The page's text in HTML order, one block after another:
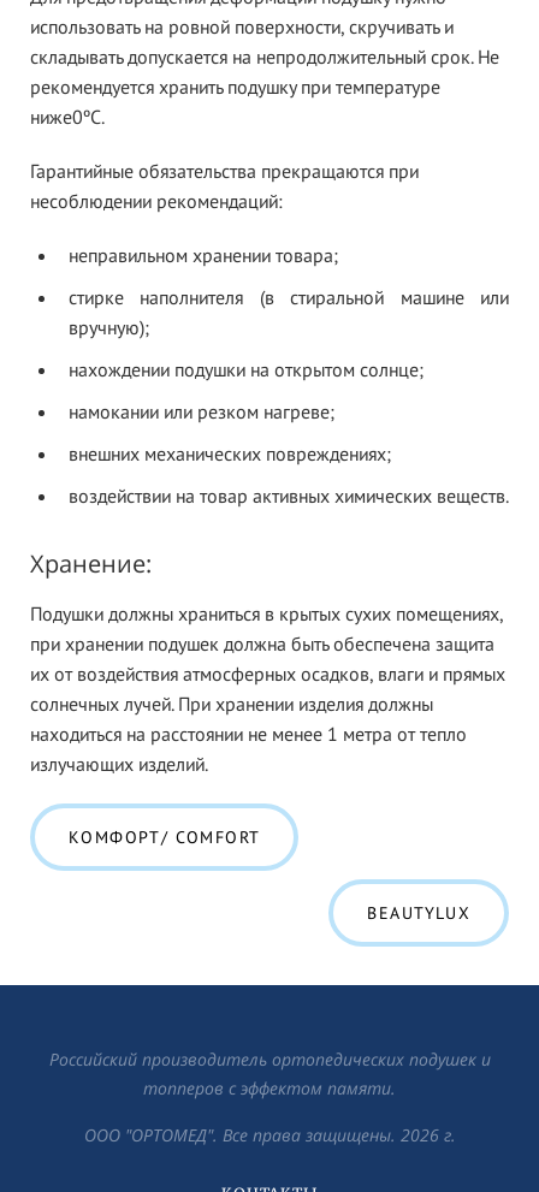
использовать на ровной поверхности, скручивать и
складывать допускается на непродолжительный срок. Не
рекомендуется хранить подушку при температуре
ниже0ºС.
Гарантийные обязательства прекращаются при
несоблюдении рекомендаций:
неправильном хранении товара;
стирке наполнителя (в стиральной машине или
вручную);
нахождении подушки на открытом солнце;
намокании или резком нагреве;
внешних механических повреждениях;
воздействии на товар активных химических веществ.
Хранение:
Подушки должны храниться в крытых сухих помещениях,
при хранении подушек должна быть обеспечена защита
их от воздействия атмосферных осадков, влаги и прямых
солнечных лучей. При хранении изделия должны
находиться на расстоянии не менее 1 метра от тепло
излучающих изделий.
КОМФОРТ/ COMFORT
BEAUTYLUX
Российский производитель ортопедических подушек и
топперов с эффектом памяти.
ООО "ОРТОМЕД". Все права защищены. 2026 г.